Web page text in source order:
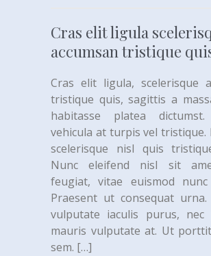
Cras elit ligula
accumsan tristique
Cras elit ligula, scelerisque
tristique quis, sagittis a
habitasse platea
vehicula at turpis vel tristique.
scelerisque nisl quis
Nunc eleifend nisl sit
feugiat, vitae euismod nunc
Praesent ut consequat urna.
vulputate iaculis purus,
mauris vulputate at. Ut
sem. […]